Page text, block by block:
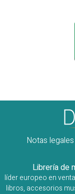
Notas legales
Librería de
líder europeo en
libros, accesorios